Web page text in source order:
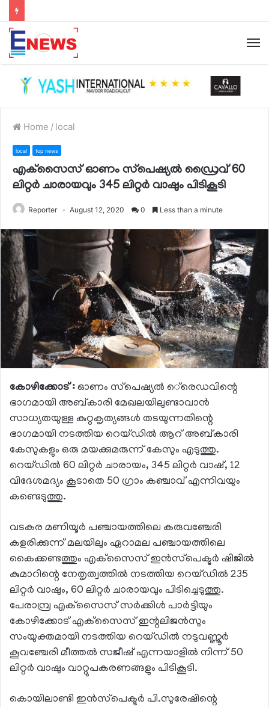
Home / local
local top news
എക്‌സൈസ് ഓണം സ്‌പെഷ്യല്‍ ഡ്രൈവ്‌ 60
ലിറ്റര്‍ ചാരായവും 345 ലിറ്റര്‍ വാഷും പിടികൂടി
Reporter August 12, 2020 0 Less than a minute
കോഴിക്കോട് : ഓണം സ്‌പെഷ്യല്‍ െ്രെഡവിന്റെ
ഭാഗമായി അബ്കാരി മേഖലയിലുണ്ടാവാന്‍
സാധ്യതയുള്ള കുറ്റകൃത്യങ്ങള്‍ തടയുന്നതിന്റെ
ഭാഗമായി നടത്തിയ റെയ്ഡില്‍ ആറ് അബ്കാരി
കേസുകളും ഒരു മയക്കുമരുന്ന് കേസും എടുത്തു.
റെയ്ഡില്‍ 60 ലിറ്റര്‍ ചാരായം, 345 ലിറ്റര്‍ വാഷ്, 12
വിദേശമദ്യം കൂടാതെ 50 ഗ്രാം കഞ്ചാവ് എന്നിവയും
കണ്ടെടുത്തു.
വടകര മണിയൂര്‍ പഞ്ചായത്തിലെ കരുവഞ്ചേരി
കളരിക്കുന്ന് മലയിലും ഏറാമല പഞ്ചായത്തിലെ
കൈക്കണ്ടത്തും എക്‌സൈസ് ഇന്‍സ്‌പെക്ടര്‍ ഷിജില്‍
കുമാറിന്റെ നേതൃത്വത്തില്‍ നടത്തിയ റെയ്ഡില്‍ 235
ലിറ്റര്‍ വാഷും, 60 ലിറ്റര്‍ ചാരായവും പിടിച്ചെടുത്തു.
പേരാമ്പ്ര എക്‌സൈസ് സര്‍ക്കിള്‍ പാര്‍ട്ടിയും
കോഴിക്കോട് എക്‌സൈസ് ഇന്റലിജന്‍സും
സംയുക്തമായി നടത്തിയ റെയ്ഡില്‍ നടുവണ്ണൂര്‍
കൂവഞ്ചേരി മീത്തല്‍ സജീഷ് എന്നയാളില്‍ നിന്ന് 50
ലിറ്റര്‍ വാഷും വാറ്റുപകരണങ്ങളും പിടികൂടി.
കൊയിലാണ്ടി ഇന്‍സ്‌പെക്ടര്‍ പി.സുരേഷിന്റെ